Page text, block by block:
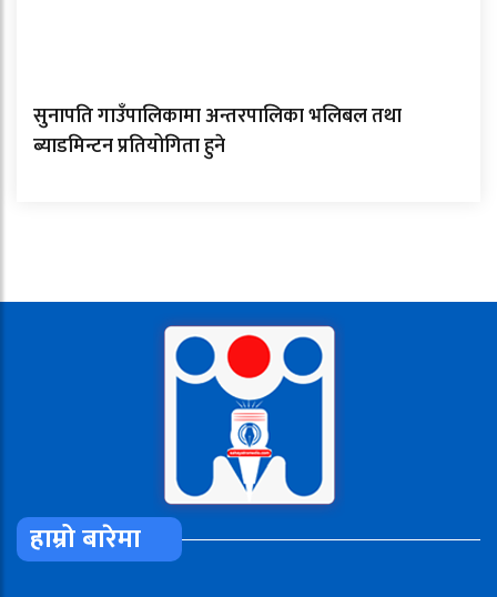
सुनापति गाउँपालिकामा अन्तरपालिका भलिबल तथा
ब्याडमिन्टन प्रतियोगिता हुने
हाम्रो बारेमा